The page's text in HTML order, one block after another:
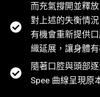
而充氣撐開並釋
對上述的失衡情
有機會重新提供
織延展，讓身體
隨著口腔與頭部
Spee 曲線呈現原